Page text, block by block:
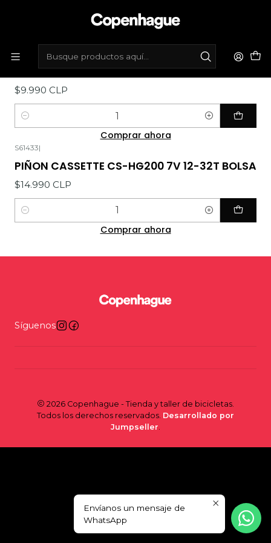
Tienda de bicicletas
Piñón atornillado 5 velocidades 14-28t -
Gold
$9.990 CLP
Cantidad
Comprar ahora
S61433|
PIÑON CASSETTE CS-HG200 7V 12-32T BOLSA
$14.990 CLP
Cantidad
Comprar ahora
Síguenos
2026 Copenhague - Tienda y taller de bicicletas.
Todos los derechos reservados. Desarrollado por
Jumpseller
Envíanos un mensaje de
WhatsApp